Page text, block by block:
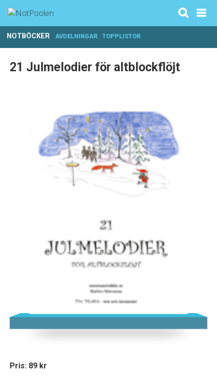
NOTBÖCKER AVDELNINGAR TOPPLISTOR
21 Julmelodier för altblockflöjt
Pris: 89 kr